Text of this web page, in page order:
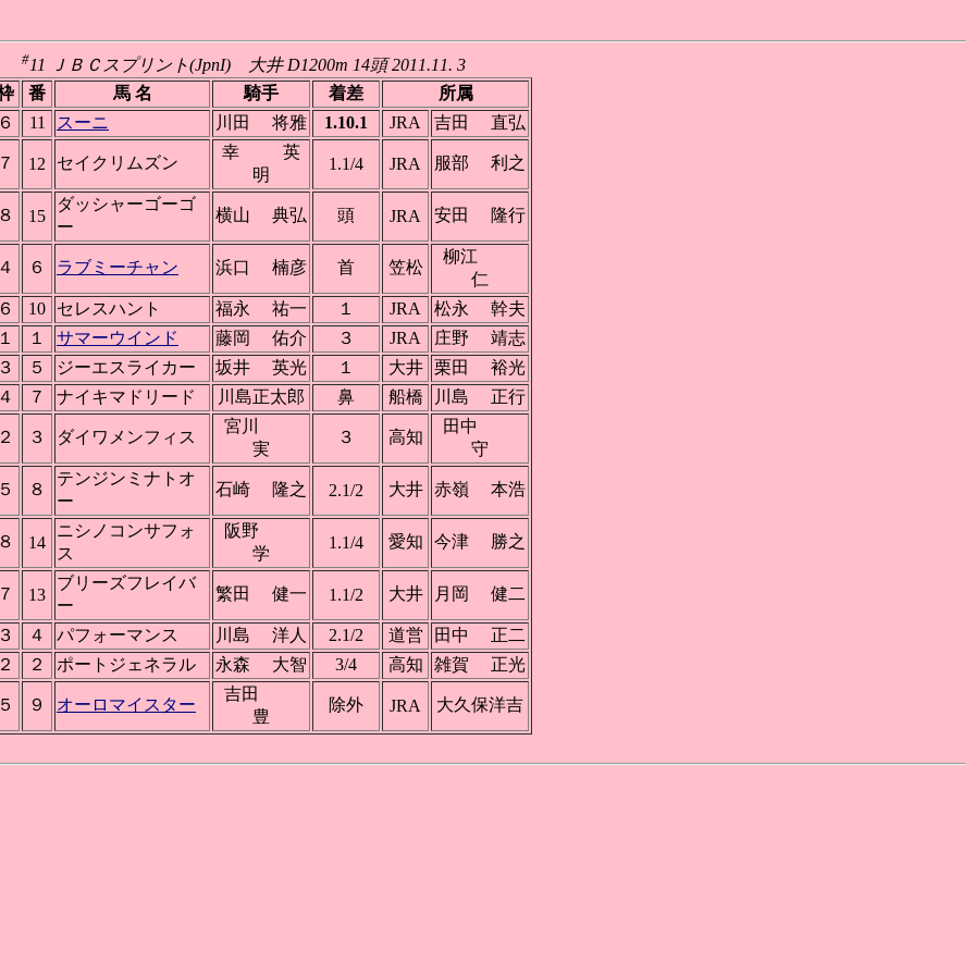
#11 ＪＢＣスプリント(JpnI) 大井 D1200m 14頭 2011.11. 3
番 馬 名 騎手 着差
所属
６ 11 スーニ 川田 将雅 1.10.1 JRA 吉田 直弘
７ 12 セイクリムズン
幸 英
明
1.1/4 JRA 服部 利之
８ 15
ダッシャーゴーゴ
ー
横山 典弘 頭 JRA 安田 隆行
４ ６ ラブミーチャン 浜口 楠彦 首 笠松
柳江
仁
６ 10 セレスハント 福永 祐一 １ JRA
松永 幹夫
１ １ サマーウインド 藤岡 佑介 ３ JRA
庄野 靖志
３ ５ ジーエスライカー 坂井 英光 １ 大井
栗田 裕光
４ ７ ナイキマドリード 川島正太郎 鼻 船橋 川島 正行
２ ３ ダイワメンフィス
宮川
実
３ 高知
田中
守
５ ８
テンジンミナトオ
ー
石崎 隆之 2.1/2 大井 赤嶺 本浩
８ 14
ニシノコンサフォ
ス
阪野
学
1.1/4 愛知 今津 勝之
７ 13
ブリーズフレイバ
ー
繁田 健一 1.1/2 大井 月岡 健二
３ ４ パフォーマンス 川島 洋人 2.1/2 道営
田中 正二
２ ２ ポートジェネラル 永森 大智 3/4 高知 雑賀 正光
５ ９ オーロマイスター
吉田
豊
除外 JRA 大久保洋吉